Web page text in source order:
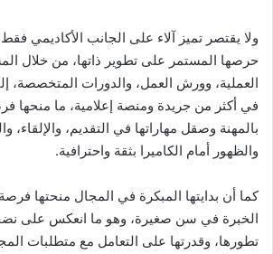
ولا يقتصر تميز آلاء على الجانب الأكاديمي
حرصها المستمر على تطوير ذاتها، من خلال
العملية، وورش العمل، والدورات المتخصصة،
في أكثر من جريدة ومنصة إعلامية، ما منحها
بالمهنة وصقل مهاراتها في التقديم، والإلقاء،
والظهور أمام الكاميرا بثقة واحترافية.
كما أن بدايتها المبكرة في المجال منحتها
الخبرة في سن صغيرة، وهو ما انعكس على
تطورها، وقدرتها على التعامل مع متطلبات